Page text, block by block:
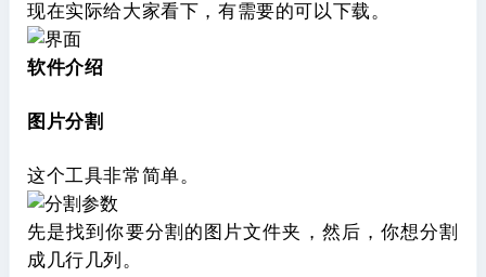
现在实际给大家看下，有需要的可以下载。
软件介绍
图片分割
这个工具非常简单。
先是找到你要分割的图片文件夹，然后，你想分割
成几行几列。